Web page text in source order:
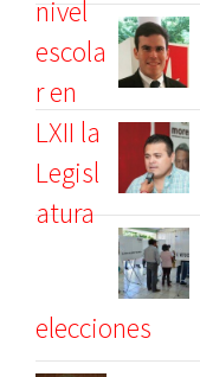
elecciones